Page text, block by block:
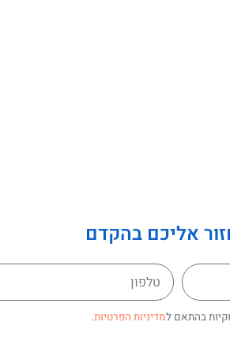
אליכם בהקדם
בהתאם למדיניות הפרטיות.